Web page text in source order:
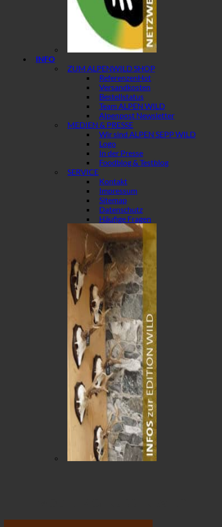
INFO
ZUM ALPENWILD SHOP
Referenzen
Versandkosten
Bestellstatus
Team ALPEN WILD
Alpenpost Newsletter
MEDIEN & PRESSE
Wir sind ALPEN SEPP WILD
Logo
In der Presse
Foodblog & Testblog
SERVICE
Kontakt
Impressum
Sitemap
Datenschutz
Häufige Fragen